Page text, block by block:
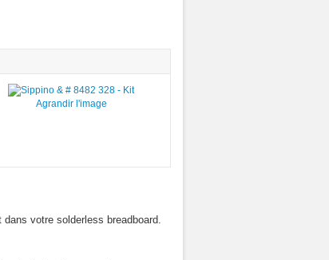
Agrandir l'image
votre solderless breadboard.